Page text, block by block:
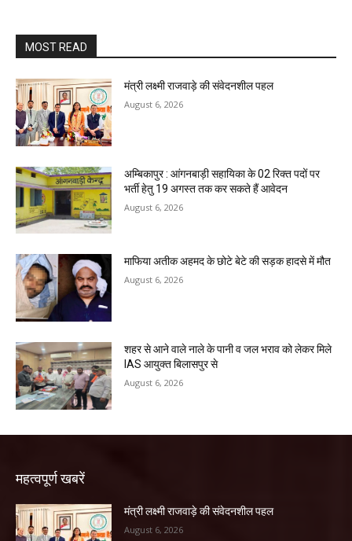
MOST READ
मंत्री लक्ष्मी राजवाड़े की संवेदनशील पहल
August 6, 2026
अम्बिकापुर : आंगनबाड़ी सहायिका के 02 रिक्त पदों पर
भर्ती हेतु 19 अगस्त तक कर सकते हैं आवेदन
August 6, 2026
माफिया अतीक अहमद के छोटे बेटे की सड़क हादसे में मौत
August 6, 2026
शहर से आने वाले नाले के पानी व जल भराव को लेकर मिले
IAS आयुक्त बिलासपुर से
August 6, 2026
महत्वपूर्ण खबरें
मंत्री लक्ष्मी राजवाड़े की संवेदनशील पहल
August 6, 2026